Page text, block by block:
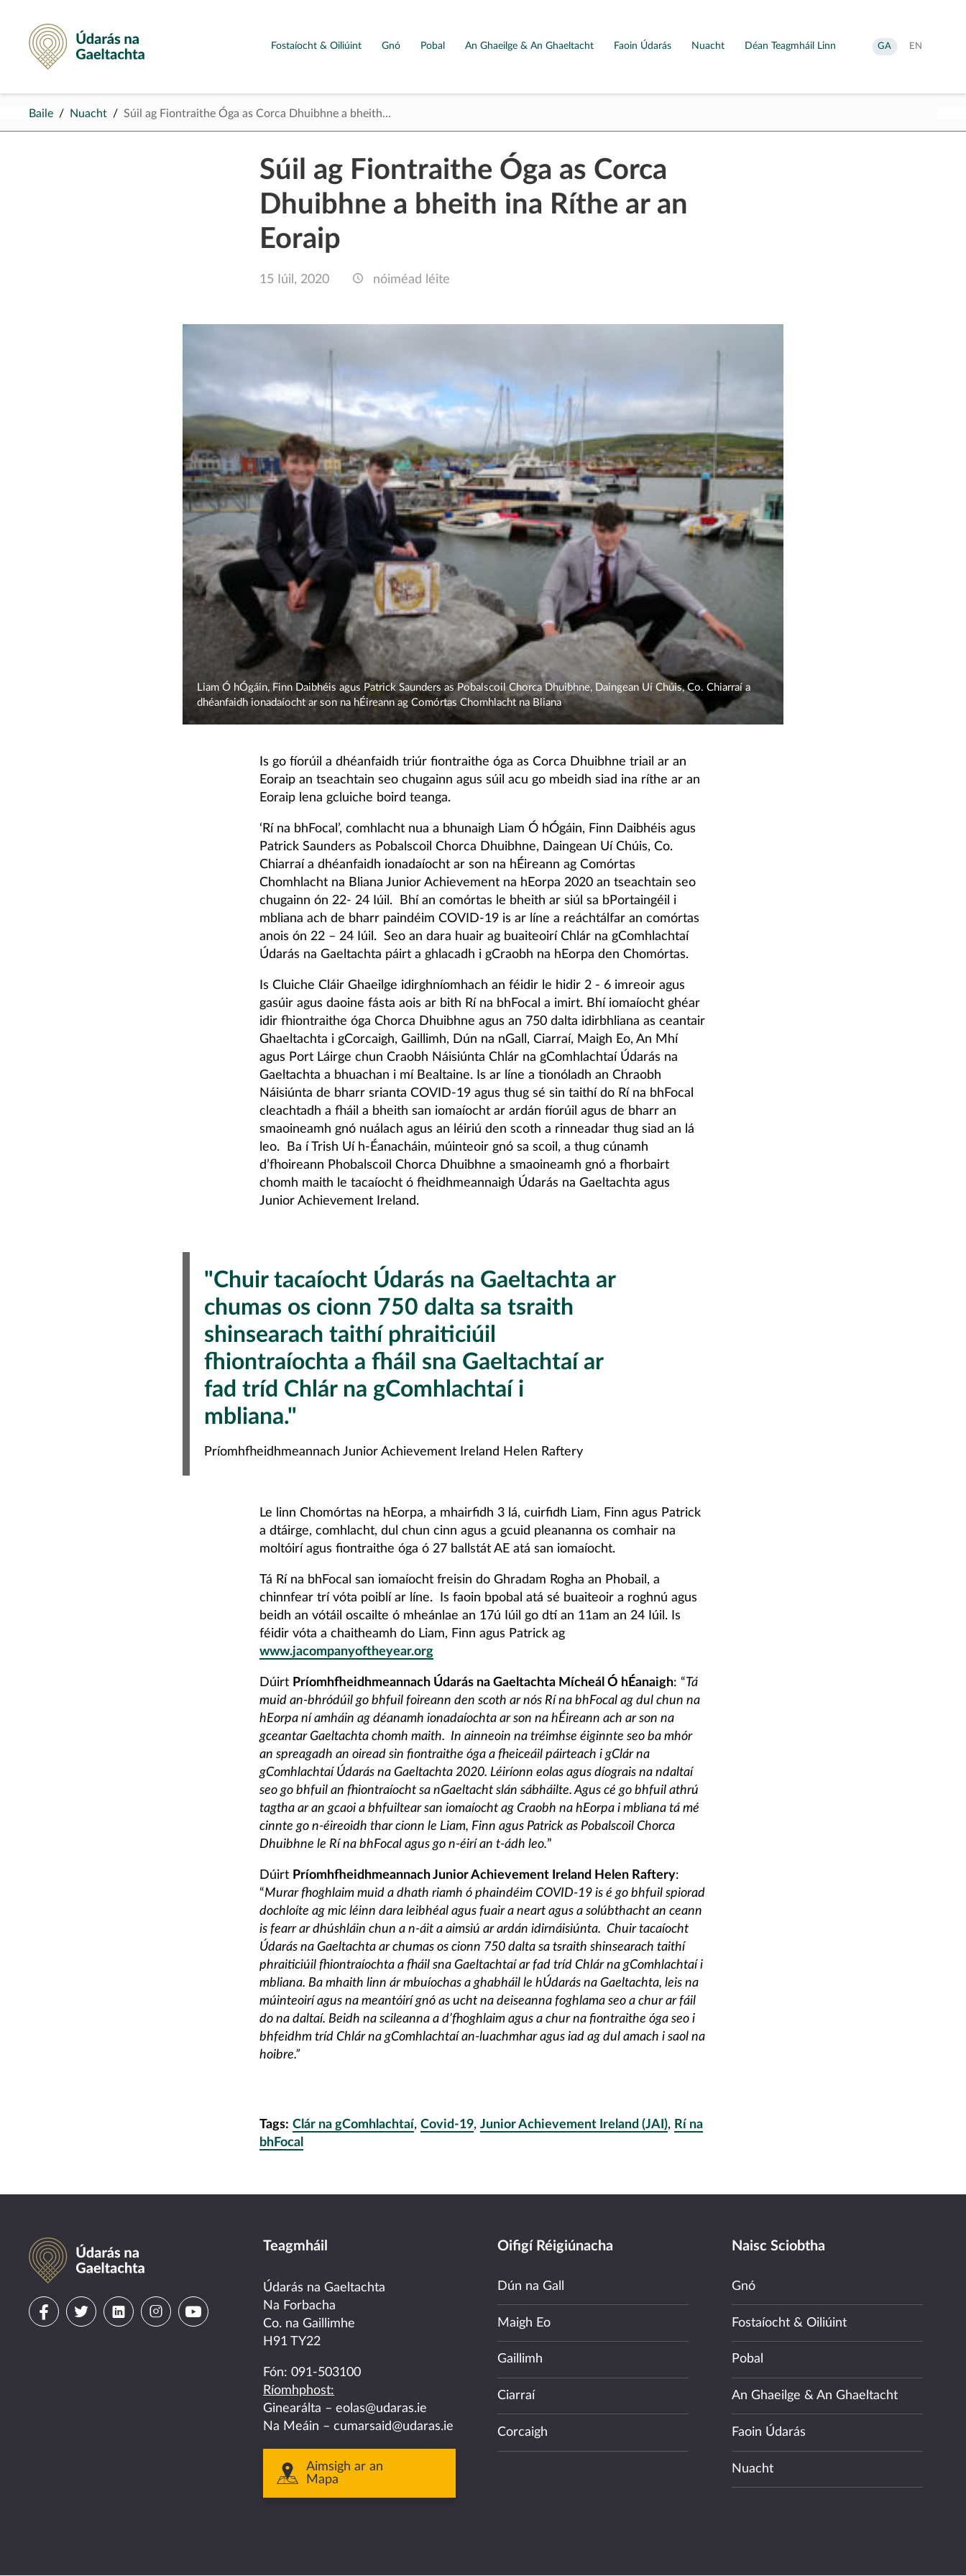
Údarás na Gaeltachta
Fostaíocht & Oiliúint Gnó Pobal An Ghaeilge & An Ghaeltacht Faoin Údarás Nuacht Déan Teagmháil Linn
Aistrigh
go
GA
Change
EN
Baile Nuacht Súil ag Fiontraithe Óga as Corca Dhuibhne a bheith…
Súil ag Fiontraithe Óga as Corca
Dhuibhne a bheith ina Ríthe ar an
Eoraip
15 Iúil, 2020 nóiméad léite
Liam Ó hÓgáin, Finn Daibhéis agus Patrick Saunders as Pobalscoil Chorca Dhuibhne, Daingean Uí Chúis, Co. Chiarraí a
dhéanfaidh ionadaíocht ar son na hÉireann ag Comórtas Chomhlacht na Bliana
Is go fíorúil a dhéanfaidh triúr fiontraithe óga as Corca Dhuibhne triail ar an
Eoraip an tseachtain seo chugainn agus súil acu go mbeidh siad ina ríthe ar an
Eoraip lena gcluiche boird teanga.
‘Rí na bhFocal’, comhlacht nua a bhunaigh Liam Ó hÓgáin, Finn Daibhéis agus
Patrick Saunders as Pobalscoil Chorca Dhuibhne, Daingean Uí Chúis, Co.
Chiarraí a dhéanfaidh ionadaíocht ar son na hÉireann ag Comórtas
Chomhlacht na Bliana Junior Achievement na hEorpa 2020 an tseachtain seo
chugainn ón 22- 24 Iúil. Bhí an comórtas le bheith ar siúl sa bPortaingéil i
mbliana ach de bharr paindéim COVID-19 is ar líne a reáchtálfar an comórtas
anois ón 22 – 24 Iúil. Seo an dara huair ag buaiteoirí Chlár na gComhlachtaí
Údarás na Gaeltachta páirt a ghlacadh i gCraobh na hEorpa den Chomórtas.
Is Cluiche Cláir Ghaeilge idirghníomhach an féidir le hidir 2 - 6 imreoir agus
gasúir agus daoine fásta aois ar bith Rí na bhFocal a imirt. Bhí iomaíocht ghéar
idir fhiontraithe óga Chorca Dhuibhne agus an 750 dalta idirbhliana as ceantair
Ghaeltachta i gCorcaigh, Gaillimh, Dún na nGall, Ciarraí, Maigh Eo, An Mhí
agus Port Láirge chun Craobh Náisiúnta Chlár na gComhlachtaí Údarás na
Gaeltachta a bhuachan i mí Bealtaine. Is ar líne a tionóladh an Chraobh
Náisiúnta de bharr srianta COVID-19 agus thug sé sin taithí do Rí na bhFocal
cleachtadh a fháil a bheith san iomaíocht ar ardán fíorúil agus de bharr an
smaoineamh gnó nuálach agus an léiriú den scoth a rinneadar thug siad an lá
leo. Ba í Trish Uí h-Éanacháin, múinteoir gnó sa scoil, a thug cúnamh
d’fhoireann Phobalscoil Chorca Dhuibhne a smaoineamh gnó a fhorbairt
chomh maith le tacaíocht ó fheidhmeannaigh Údarás na Gaeltachta agus
Junior Achievement Ireland.
"Chuir tacaíocht Údarás na Gaeltachta ar
chumas os cionn 750 dalta sa tsraith
shinsearach taithí phraiticiúil
fhiontraíochta a fháil sna Gaeltachtaí ar
fad tríd Chlár na gComhlachtaí i
mbliana."
Príomhfheidhmeannach Junior Achievement Ireland Helen Raftery
Le linn Chomórtas na hEorpa, a mhairfidh 3 lá, cuirfidh Liam, Finn agus Patrick
a dtáirge, comhlacht, dul chun cinn agus a gcuid pleananna os comhair na
moltóirí agus fiontraithe óga ó 27 ballstát AE atá san iomaíocht.
Tá Rí na bhFocal san iomaíocht freisin do Ghradam Rogha an Phobail, a
chinnfear trí vóta poiblí ar líne. Is faoin bpobal atá sé buaiteoir a roghnú agus
beidh an vótáil oscailte ó mheánlae an 17ú Iúil go dtí an 11am an 24 Iúil. Is
féidir vóta a chaitheamh do Liam, Finn agus Patrick ag
www.jacompanyoftheyear.org
Dúirt Príomhfheidhmeannach Údarás na Gaeltachta Mícheál Ó hÉanaigh: “ Tá
muid an-bhródúil go bhfuil foireann den scoth ar nós Rí na bhFocal ag dul chun na
hEorpa ní amháin ag déanamh ionadaíochta ar son na hÉireann ach ar son na
gceantar Gaeltachta chomh maith. In ainneoin na tréimhse éiginnte seo ba mhór
an spreagadh an oiread sin fiontraithe óga a fheiceáil páirteach i gClár na
gComhlachtaí Údarás na Gaeltachta 2020. Léiríonn eolas agus díograis na ndaltaí
seo go bhfuil an fhiontraíocht sa nGaeltacht slán sábháilte. Agus cé go bhfuil athrú
tagtha ar an gcaoi a bhfuiltear san iomaíocht ag Craobh na hEorpa i mbliana tá mé
cinnte go n-éireoidh thar cionn le Liam, Finn agus Patrick as Pobalscoil Chorca
Dhuibhne le Rí na bhFocal agus go n-éirí an t-ádh leo.”
Dúirt Príomhfheidhmeannach Junior Achievement Ireland Helen Raftery:
“Murar fhoghlaim muid a dhath riamh ó phaindéim COVID-19 is é go bhfuil spiorad
dochloíte ag mic léinn dara leibhéal agus fuair a neart agus a solúbthacht an ceann
is fearr ar dhúshláin chun a n-áit a aimsiú ar ardán idirnáisiúnta. Chuir tacaíocht
Údarás na Gaeltachta ar chumas os cionn 750 dalta sa tsraith shinsearach taithí
phraiticiúil fhiontraíochta a fháil sna Gaeltachtaí ar fad tríd Chlár na gComhlachtaí i
mbliana. Ba mhaith linn ár mbuíochas a ghabháil le hÚdarás na Gaeltachta, leis na
múinteoirí agus na meantóirí gnó as ucht na deiseanna foghlama seo a chur ar fáil
do na daltaí. Beidh na scileanna a d’fhoghlaim agus a chur na fiontraithe óga seo i
bhfeidhm tríd Chlár na gComhlachtaí an-luachmhar agus iad ag dul amach i saol na
hoibre.”
Tags: Clár na gComhlachtaí, Covid-19, Junior Achievement Ireland (JAI), Rí na
bhFocal
Údarás na Gaeltachta
VisitVisitVisitVisit
instagram
Visit
youtube
Teagmháil
Údarás na Gaeltachta
Na Forbacha
Co. na Gaillimhe
H91 TY22
Fón: 091-503100
Ríomhphost:
Ginearálta – eolas@udaras.ie
Na Meáin – cumarsaid@udaras.ie
Aimsigh ar an
Mapa
Oifigí Réigiúnacha
Dún na Gall
Maigh Eo
Gaillimh
Ciarraí
Corcaigh
Naisc Sciobtha
Gnó
Fostaíocht & Oiliúint
Pobal
An Ghaeilge & An Ghaeltacht
Faoin Údarás
Nuacht